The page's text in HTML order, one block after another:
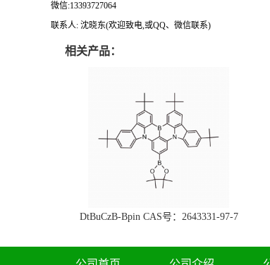
微信:13393727064
联系人: 沈晓东(欢迎致电,或QQ、微信联系)
相关产品：
DtBuCzB-Bpin CAS号：2643331-97-7